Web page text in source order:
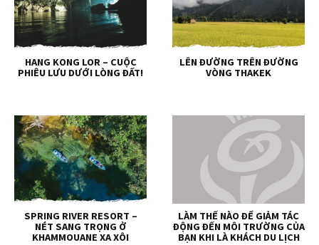
HANG KONG LOR – CUỘC
PHIÊU LƯU DƯỚI LÒNG ĐẤT!
LÊN ĐƯỜNG TRÊN ĐƯỜNG
VÒNG THAKEK
SPRING RIVER RESORT –
NÉT SANG TRỌNG Ở
KHAMMOUANE XA XÔI
LÀM THẾ NÀO ĐỂ GIẢM TÁC
ĐỘNG ĐẾN MÔI TRƯỜNG CỦA
BẠN KHI LÀ KHÁCH DU LỊCH